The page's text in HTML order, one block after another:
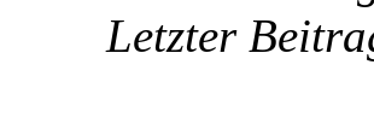
Letzter